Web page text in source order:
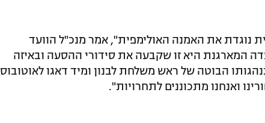
נוגדת את האמנה האולימפית", אמר מנכ"ל הוועד
המארגנת היא זו שקבעה את סידורי ההסעה ובאיזה
הבוטה של ראש משלחת לבנון ומיד דאגו לאוטובוס
ואנחנו מתכוננים לתחרויות".